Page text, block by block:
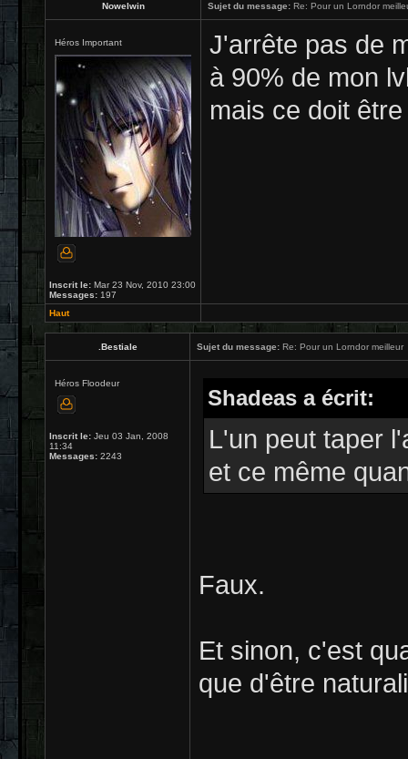
Nowelwin Sujet du message: Re: Pour un Lorndor
Héros Important
Inscrit le: Mar 23 Nov, 2010 23:00
Messages: 197
J'arrête pas de
à 90% de mon
mais ce doit
Haut
.Bestiale Sujet du message: Re: Pour un Lorndor meilleur
Héros Floodeur
Inscrit le: Jeu 03 Jan, 2008
11:34
Messages: 2243
Shadeas a écrit:
L'un peut taper
et ce même
Faux.
Et sinon, c'est
que d'être